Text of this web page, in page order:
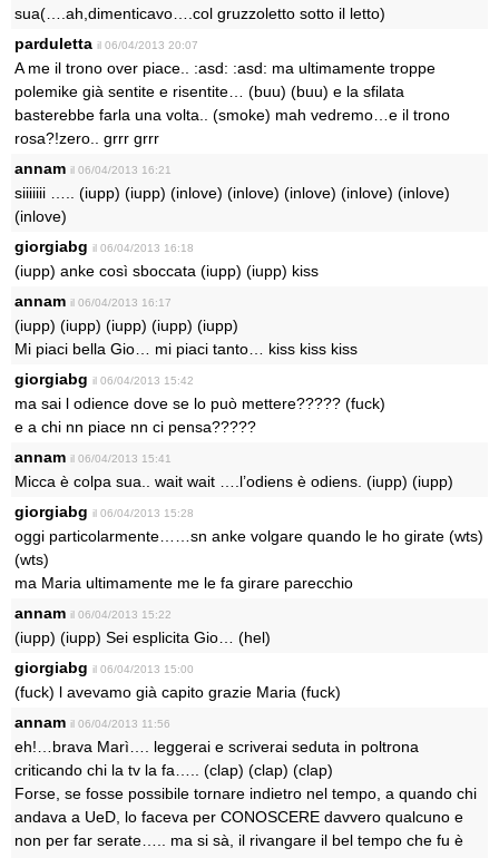
sua(….ah,dimenticavo….col gruzzoletto sotto il letto)
parduletta il 06/04/2013 20:07
A me il trono over piace.. :asd: :asd: ma ultimamente troppe
polemike già sentite e risentite… (buu) (buu) e la sfilata
basterebbe farla una volta.. (smoke) mah vedremo…e il trono
rosa?!zero.. grrr grrr
annam il 06/04/2013 16:21
siiiiiii ….. (iupp) (iupp) (inlove) (inlove) (inlove) (inlove) (inlove)
(inlove)
giorgiabg il 06/04/2013 16:18
(iupp) anke così sboccata (iupp) (iupp) kiss
annam il 06/04/2013 16:17
(iupp) (iupp) (iupp) (iupp) (iupp)
Mi piaci bella Gio… mi piaci tanto… kiss kiss kiss
giorgiabg il 06/04/2013 15:42
ma sai l odience dove se lo può mettere????? (fuck)
e a chi nn piace nn ci pensa?????
annam il 06/04/2013 15:41
Micca è colpa sua.. wait wait ….l’odiens è odiens. (iupp) (iupp)
giorgiabg il 06/04/2013 15:28
oggi particolarmente……sn anke volgare quando le ho girate (wts)
(wts)
ma Maria ultimamente me le fa girare parecchio
annam il 06/04/2013 15:22
(iupp) (iupp) Sei esplicita Gio… (hel)
giorgiabg il 06/04/2013 15:00
(fuck) l avevamo già capito grazie Maria (fuck)
annam il 06/04/2013 11:56
eh!…brava Marì…. leggerai e scriverai seduta in poltrona
criticando chi la tv la fa….. (clap) (clap) (clap)
Forse, se fosse possibile tornare indietro nel tempo, a quando chi
andava a UeD, lo faceva per CONOSCERE davvero qualcuno e
non per far serate….. ma si sà, il rivangare il bel tempo che fu è